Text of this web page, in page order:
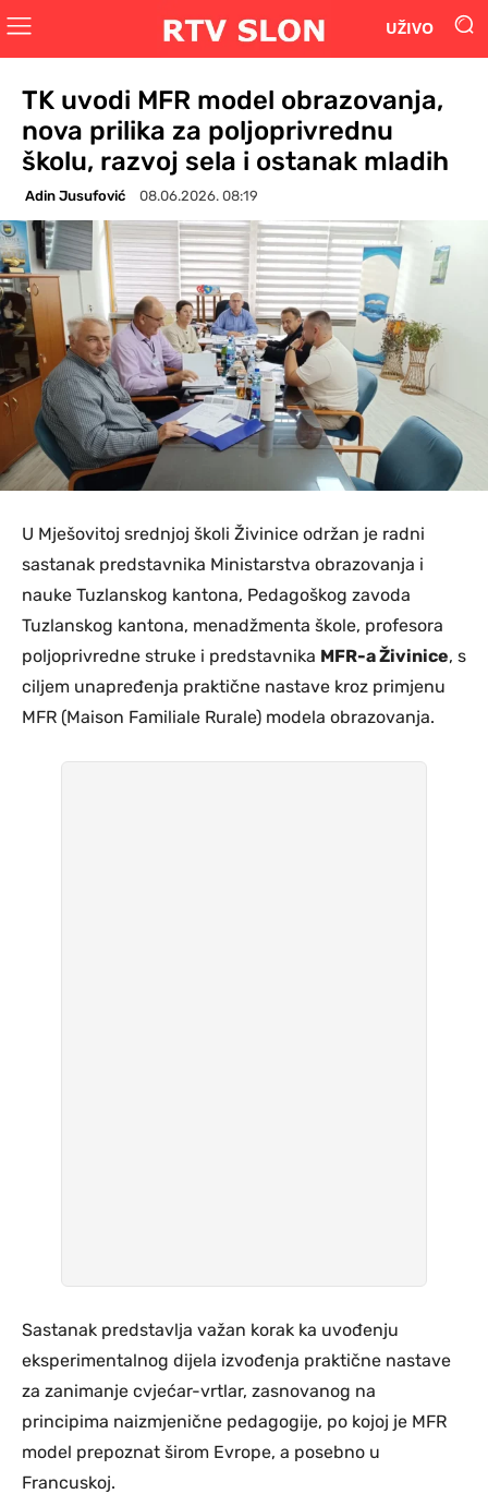
UŽIVO
TK uvodi MFR model obrazovanja,
nova prilika za poljoprivrednu
školu, razvoj sela i ostanak mladih
Adin Jusufović 08.06.2026. 08:19
U Mješovitoj srednjoj školi Živinice održan je radni
sastanak predstavnika Ministarstva obrazovanja i
nauke Tuzlanskog kantona, Pedagoškog zavoda
Tuzlanskog kantona, menadžmenta škole, profesora
poljoprivredne struke i predstavnika MFR-a Živinice, s
ciljem unapređenja praktične nastave kroz primjenu
MFR (Maison Familiale Rurale) modela obrazovanja.
Sastanak predstavlja važan korak ka uvođenju
eksperimentalnog dijela izvođenja praktične nastave
za zanimanje cvjećar-vrtlar, zasnovanog na
principima naizmjenične pedagogije, po kojoj je MFR
model prepoznat širom Evrope, a posebno u
Francuskoj.